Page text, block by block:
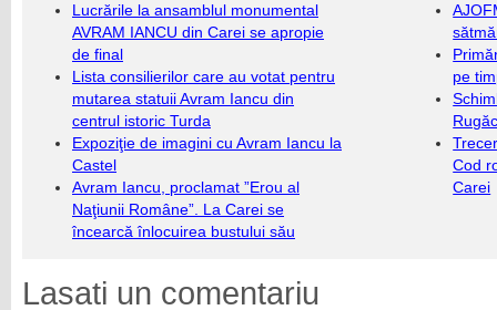
Lucrările la ansamblul monumental
AVRAM IANCU din Carei se apropie
de final
Lista consilierilor care au votat pentru
mutarea statuii Avram Iancu din
centrul istoric Turda
Expoziţie de imagini cu Avram Iancu la
Castel
Avram Iancu, proclamat ”Erou al
Naţiunii Române”. La Carei se
încearcă înlocuirea bustului său
pe
Cod
Carei
Lasati un comentariu